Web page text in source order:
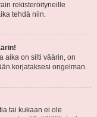
rekisteröityneille
tehdä niin.
aika on silti väärin, on
korjataksesi ongelman.
tai kukaan ei ole